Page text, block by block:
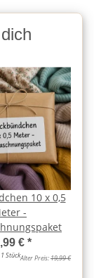
10 x 0,5
-
€ *
StückAlter Preis:19,99 €